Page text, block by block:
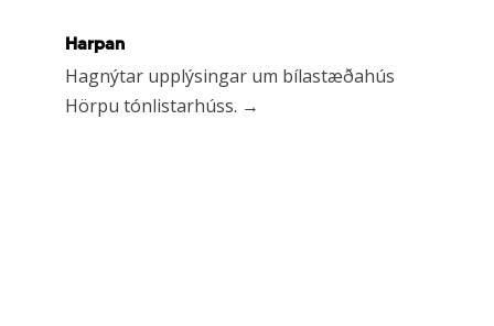
Harpan
Hagnýtar upplýsingar um bílastæðahús
Hörpu tónlistarhúss. →
harpa.is